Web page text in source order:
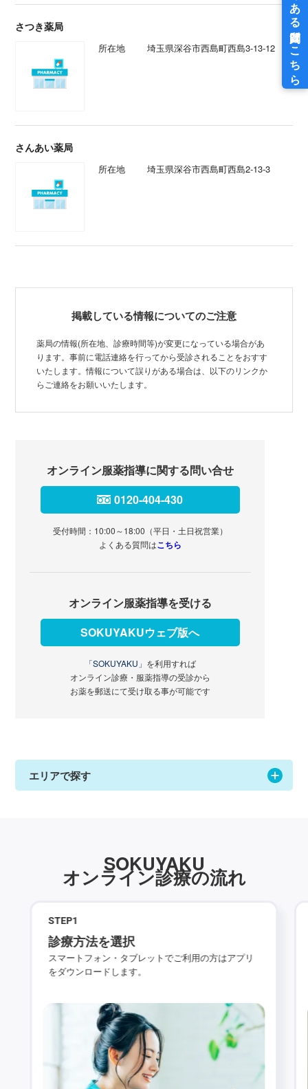
さつき薬局
所在地 埼玉県深谷市西島町西島3-13-12
さんあい薬局
所在地 埼玉県深谷市西島町西島2-13-3
掲載している情報についてのご注意
薬局の情報(所在地、診療時間等)が変更になっている場合があ
ります。事前に電話連絡を行ってから受診されることをおすす
いたします。情報について誤りがある場合は、以下のリンクか
らご連絡をお願いいたします。
オンライン服薬指導に関する問い合せ
0120-404-430
受付時間：10:00～18:00（平日・土日祝営業）
よくある質問はこちら
オンライン服薬指導を受ける
SOKUYAKUウェブ版へ
「SOKUYAKU」 を利用すれば
オンライン診療・服薬指導の受診から
お薬を郵送にて受け取る事が可能です
エリアで探す
SOKUYAKU
オンライン診療の流れ
STEP1
診療方法を選択
スマートフォン・タブレットでご利用の方はアプリ
をダウンロードします。